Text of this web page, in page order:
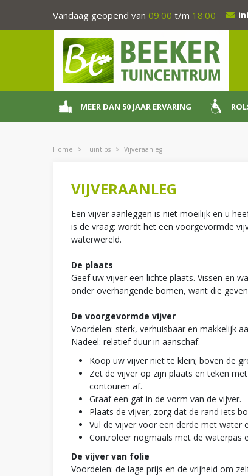
content
Home > Tuintips > Vijveraanleg
Vandaag geopend van 09:00 t/m 18:00
MEER DAN 50 JAAR ERVARING
VIJVERAANLEG
Een vijver aanleggen is niet moeilijk en u
is de vraag: wordt het een voorgevormde
waterwereld.
De plaats
Geef uw vijver een lichte plaats. Vissen en
onder overhangende bomen, want die
De voorgevormde vijver
Voordelen: sterk, verhuisbaar en makkelijk
Nadeel: relatief duur in aanschaf.
Koop uw vijver niet te klein; boven de
Zet de vijver op zijn plaats en teken
contouren af.
Graaf een gat in de vorm van de vijver.
Plaats de vijver, zorg dat de rand iets
Vul de vijver voor een derde met water
Controleer nogmaals met de waterpas
De vijver van folie
Voordelen: de lage prijs en de vrijheid om